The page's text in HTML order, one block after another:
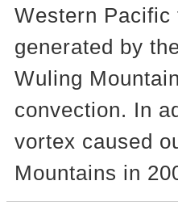
Western
generated by
Wuling
convection. In
vortex caused
Mountains in